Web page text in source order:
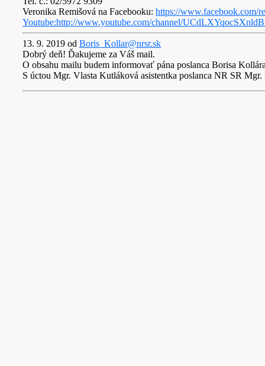
Veronika Remišová na Facebooku: https://www.facebook.com/
Youtube:http://www.youtube.com/channel/
13. 9. 2019 od Boris_Kollar@nrsr.sk
Dobrý deň! Ďakujeme za Váš mail.
O obsahu mailu budem informovať pána poslanca Borisa
S úctou Mgr. Vlasta Kutláková asistentka poslanca NR SR